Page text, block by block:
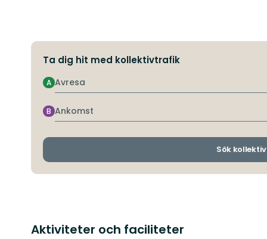
Ta dig hit med kollektivtrafik
Avresa
A
Ankomst
B
Sök
Aktiviteter och faciliteter